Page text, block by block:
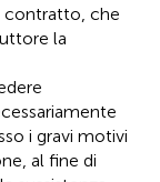
contratto, che
la
i gravi motivi
al fine di